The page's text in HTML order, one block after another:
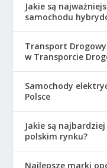
Jakie są
samochodu
Transport Drogowy
w Transporcie
Samochody
Polsce
Jakie są
polskim rynku?
Najlepsze marki